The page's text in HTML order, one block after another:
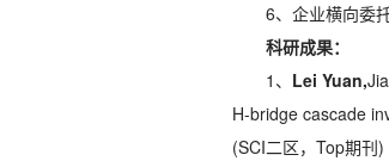
6、企业横向委
科研成果：
1、 Lei Yuan,
H-bridge cascade
(SCI二区，Top期刊)